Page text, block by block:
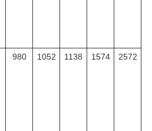
980 1052 1138 1574 2572